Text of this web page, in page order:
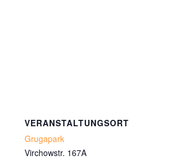
VERANSTALTUNGSORT
Grugapark
Virchowstr. 167A